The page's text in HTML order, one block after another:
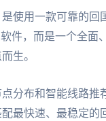
使用一款可靠的回
件，而是一个全面
生。
分布和智能线路推
最快速、最稳定